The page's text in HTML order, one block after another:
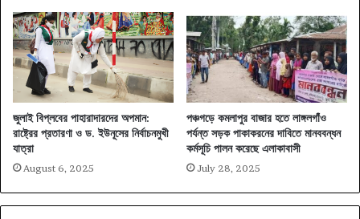
জুলাই বিপ্লবের পাহারাদারদের অপমান:
রাষ্ট্রের প্রতারণা ও ড. ইউনূসের নির্বাচনমুখী
যাত্রা
August 6, 2025
পঞ্চগড়ে কমলাপুর বাজার হতে লাঙ্গলগাঁও
পর্যন্ত সড়ক পাকাকরনের দাবিতে মানববন্ধন
কর্মসূচি পালন করেছে এলাকাবাসী
July 28, 2025